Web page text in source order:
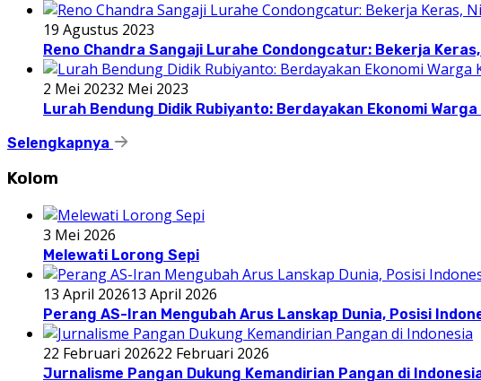
19 Agustus 2023
Reno Chandra Sangaji Lurahe Condongcatur: Bekerja
2 Mei 20232 Mei 2023
Lurah Bendung Didik Rubiyanto: Berdayakan Ekonomi
Selengkapnya
Kolom
3 Mei 2026
Melewati Lorong Sepi
13 April 202613 April 2026
Perang AS-Iran Mengubah Arus Lanskap Dunia, Posisi
22 Februari 202622 Februari 2026
Jurnalisme Pangan Dukung Kemandirian Pangan di